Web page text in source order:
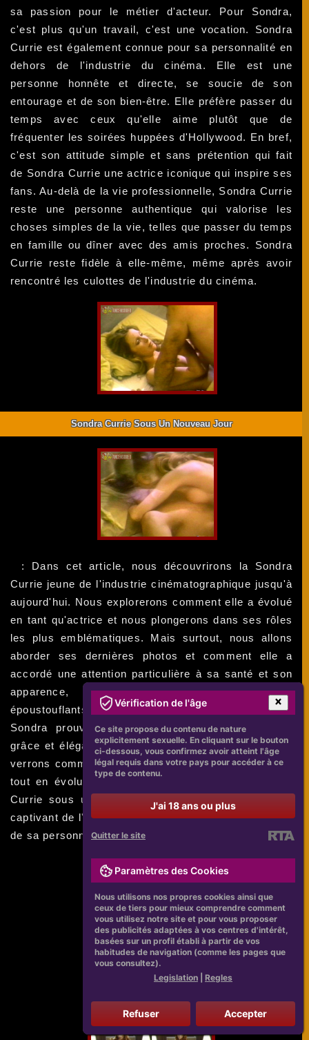
sa passion pour le métier d'acteur. Pour Sondra,
c'est plus qu'un travail, c'est une vocation. Sondra
Currie est également connue pour sa personnalité en
dehors de l'industrie du cinéma. Elle est une
personne honnête et directe, se soucie de son
entourage et de son bien-être. Elle préfère passer du
temps avec ceux qu'elle aime plutôt que de
fréquenter les soirées huppées d'Hollywood. En bref,
c'est son attitude simple et sans prétention qui fait
de Sondra Currie une actrice iconique qui inspire ses
fans. Au-delà de la vie professionnelle, Sondra Currie
reste une personne authentique qui valorise les
choses simples de la vie, telles que passer du temps
en famille ou dîner avec des amis proches. Sondra
Currie reste fidèle à elle-même, même après avoir
rencontré les culottes de l'industrie du cinéma.
Sondra Currie Sous Un Nouveau Jour
: Dans cet article, nous découvrirons la Sondra
Currie jeune de l'industrie cinématographique jusqu'à
aujourd'hui. Nous explorerons comment elle a évolué
en tant qu'actrice et nous plongerons dans ses rôles
les plus emblématiques. Mais surtout, nous allons
aborder ses dernières photos et comment elle a
accordé une attention particulière à sa santé et son
apparence, donnant lieu à des clichés
époustouflants. Bien que la vieillesse soit inévitable,
Sondra prouve qu'il est possible de vieillir avec
grâce et élégance tout en restant authentique. Nous
verrons comment elle a su rester fidèle à elle-même
tout en évoluant dans son métier d'actrice. Sondra
Currie sous un nouveau jour nous offre un aperçu
captivant de l'actrice, de son passé à son présent, et
de sa personnalité.
Vérification de l'âge
Ce site propose du contenu de nature
explicitement sexuelle. En cliquant sur le bouton
ci-dessous, vous confirmez avoir atteint l'âge
légal requis dans votre pays pour accéder à ce
type de contenu.
J'ai 18 ans ou plus
Quitter le site
Paramètres des Cookies
Nous utilisons nos propres cookies ainsi que
ceux de tiers pour mieux comprendre comment
vous utilisez notre site et pour vous proposer
des publicités adaptées à vos centres d'intérêt,
basées sur un profil établi à partir de vos
habitudes de navigation (comme les pages que
vous consultez).
Legislation
Regles
Refuser Accepter